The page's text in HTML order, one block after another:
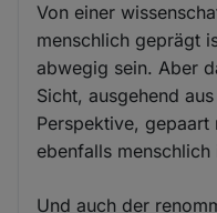
Von einer
menschlich geprägt
abwegig sein. Aber
Sicht, ausgehend
Perspektive,
ebenfalls menschlich
Und auch der